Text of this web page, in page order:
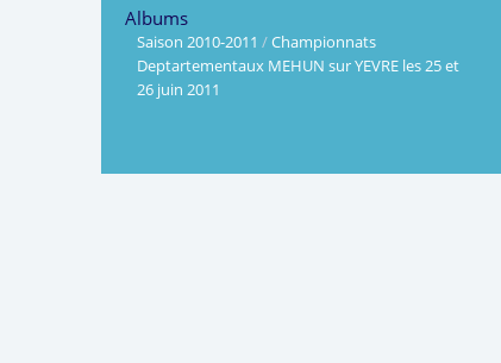
Albums
Saison 2010-2011 /Championnats
Deptartementaux MEHUN sur YEVRE les 25 et
26 juin 2011